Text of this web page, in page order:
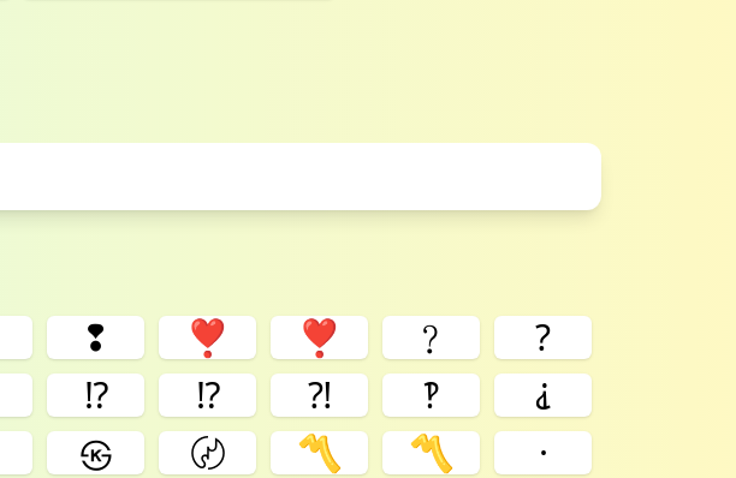
❢ ❣ ❣️ ﹖
?
⁉︎ ⁉️ ⁈ ‽
⸘
㉿ 〄 〽︎ 〽️
·